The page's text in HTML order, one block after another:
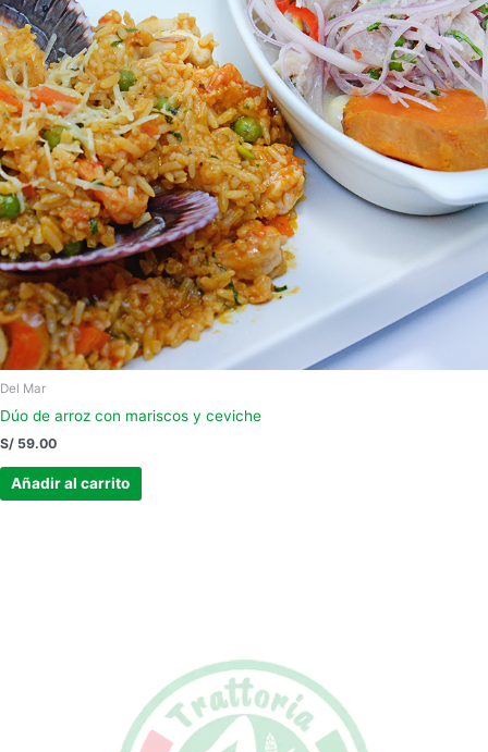
Del Mar
Dúo de arroz con mariscos y ceviche
S/ 59.00
Añadir al carrito